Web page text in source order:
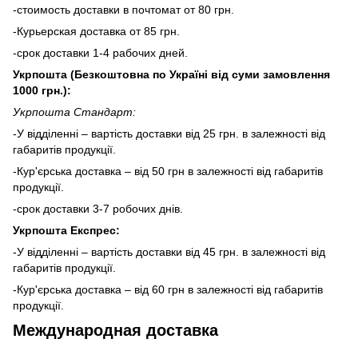
-стоимость доставки в почтомат от 80 грн.
-Курьерская доставка от 85 грн.
-срок доставки 1-4 рабочих дней.
Укрпошта (Безкоштовна по Україні від суми замовлення
1000 грн.):
Укрпошта Стандарт:
-У відділенні – вартість доставки від 25 грн. в залежності від
габаритів продукції.
-Кур'єрська доставка – від 50 грн в залежності від габаритів
продукції.
-срок доставки 3-7 робочих днів.
Укрпошта Експрес:
-У відділенні – вартість доставки від 45 грн. в залежності від
габаритів продукції.
-Кур'єрська доставка – від 60 грн в залежності від габаритів
продукції.
Международная доставка